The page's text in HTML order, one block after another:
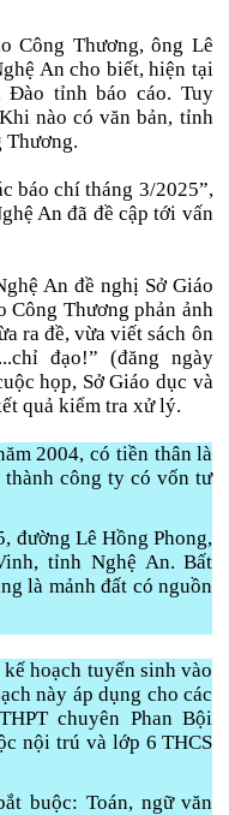
Công Thương, ông Lê
An cho biết, hiện tại
Đào tỉnh báo cáo. Tuy
nào có văn bản, tỉnh
Thương.
báo chí tháng 3/2025”,
An đã đề cập tới vấn
An đề nghị Sở Giáo
Thương phản ảnh
ra đề, vừa viết sách ôn
đạo!” (đăng ngày
họp, Sở Giáo dục và
quả kiểm tra xử lý.
2004, có tiền thân là
công ty có vốn tư
đường Lê Hồng Phong,
tỉnh Nghệ An. Bất
là mảnh đất có nguồn
hoạch tuyển sinh vào
này áp dụng cho các
chuyên Phan Bội
nội trú và lớp 6 THCS
buộc: Toán, ngữ văn